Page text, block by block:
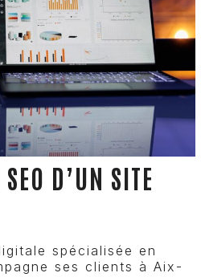
D’UN SITE
spécialisée en
ses clients à Aix-